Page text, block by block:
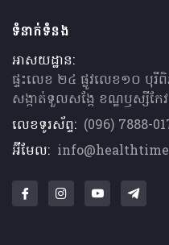
ទំនាក់ទំនង
អាសយដ្ឋាន:
ផ្ទះលេខ ២៤ ផ្លូវលេខ១០ បុរី
សង្កាត់ទួលសង្កែ ខណ្ឌឫស្សីកែវ
លេខទូរស័ព្ទ: (096) 7888-
អ៊ីមែល: